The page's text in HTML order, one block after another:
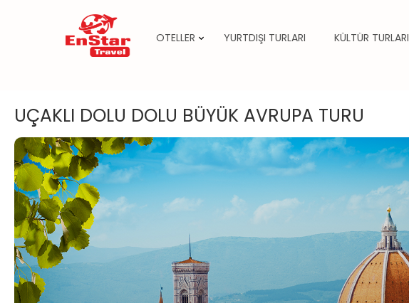
İçeriğe
OTELLER YURTDIŞI TURLARI KÜLTÜR TURLARI
UÇAKLI DOLU DOLU BÜYÜK AVRUPA TURU